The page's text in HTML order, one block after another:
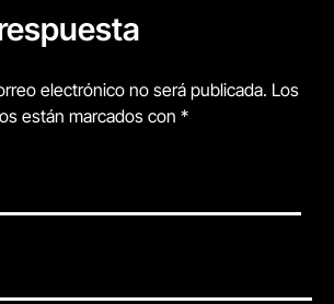
electrónico no será publicada. Los
están marcados con *